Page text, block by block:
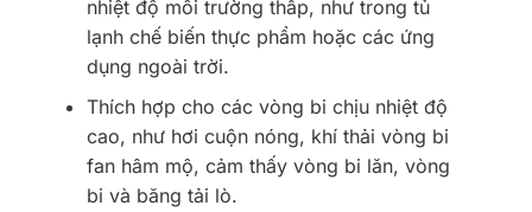
nhiệt độ môi trường thấp, như trong tủ
lạnh chế biến thực phẩm hoặc các ứng
dụng ngoài trời.
Thích hợp cho các vòng bi chịu nhiệt độ
cao, như hơi cuộn nóng, khí thải vòng bi
fan hâm mộ, cảm thấy vòng bi lăn, vòng
bi và băng tải lò.